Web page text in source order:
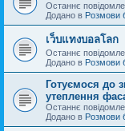
Останнє
Додано в Розмови
เว็บแทงบอลโลก
Останнє
Додано в Розмови
Готуємося до
утеплення
Останнє
Додано в Розмови